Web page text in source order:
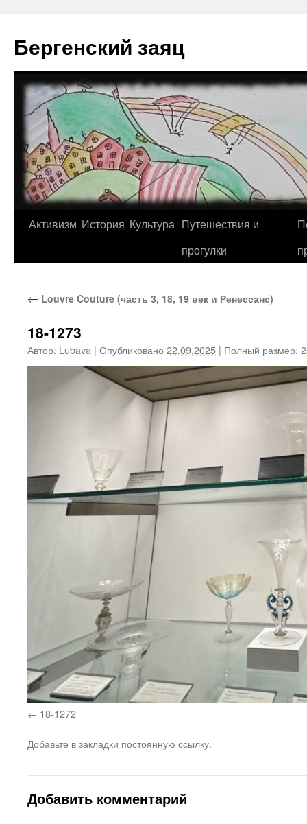
содержимому
Бергенский заяц
Активизм История Культура Путешествия и
прогулки
← Louvre Couture (часть 3, 18, 19 век и Ренессанс)
18-1273
Автор: Lubava | Опубликовано 22.09.2025 | Полный размер:
18-1272
Добавьте в закладки постоянную ссылку.
Добавить комментарий